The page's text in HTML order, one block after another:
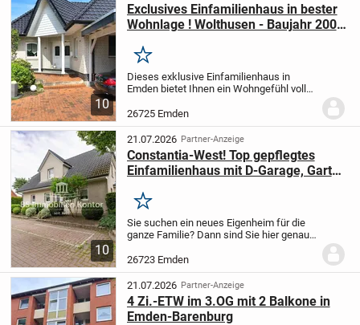
10
Exclusives Einfamilienhaus in bester
Wohnlage ! Wolthusen - Baujahr 2005
Merken
Dieses exklusive Einfamilienhaus in
Emden bietet Ihnen ein Wohngefühl voller
Wohnfläche verteilt auf zwei Etagen
erleben Sie ein großzügiges
Raumangebot mit...
26725 Emden
10
21.07.2026 Partner-Anzeige
Constantia-West! Top gepflegtes
Einfamilienhaus mit D-Garage, Garten
Merken
Sie suchen ein neues Eigenheim für die
ganze Familie? Dann sind Sie hier genau
befindet sich in bevorzugter Lage im
Stadtteil Larrelt und überzeugt mit einer...
26723 Emden
21.07.2026 Partner-Anzeige
4 Zi.-ETW im 3.OG mit 2 Balkone in
Emden-Barenburg